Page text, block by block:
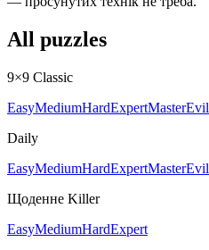
All puzzles
9×9 Classic
EasyMediumHardExpertMasterEvil
Daily
EasyMediumHardExpertMasterEvil
Щоденне Killer
EasyMediumHardExpert